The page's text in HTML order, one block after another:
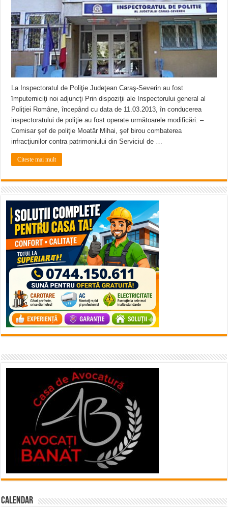
La Inspectoratul de Poliţie Judeţean Caraş-Severin au fost
împuterniciţi noi adjuncţi Prin dispoziţii ale Inspectorului general al
Poliţiei Române, începând cu data de 11.03.2013, în conducerea
inspectoratului de poliţie au fost operate următoarele modificări: –
Comisar şef de poliţie Moatăr Mihai, şef birou combaterea
infracţiunilor contra patrimoniului din Serviciul de …
Citeste mai mult
Calendar